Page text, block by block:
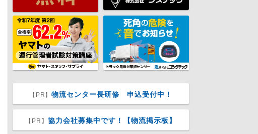
【PR】物流センター長研修 申込受付中！
【PR】 協力会社募集中です！【物流掲示板】